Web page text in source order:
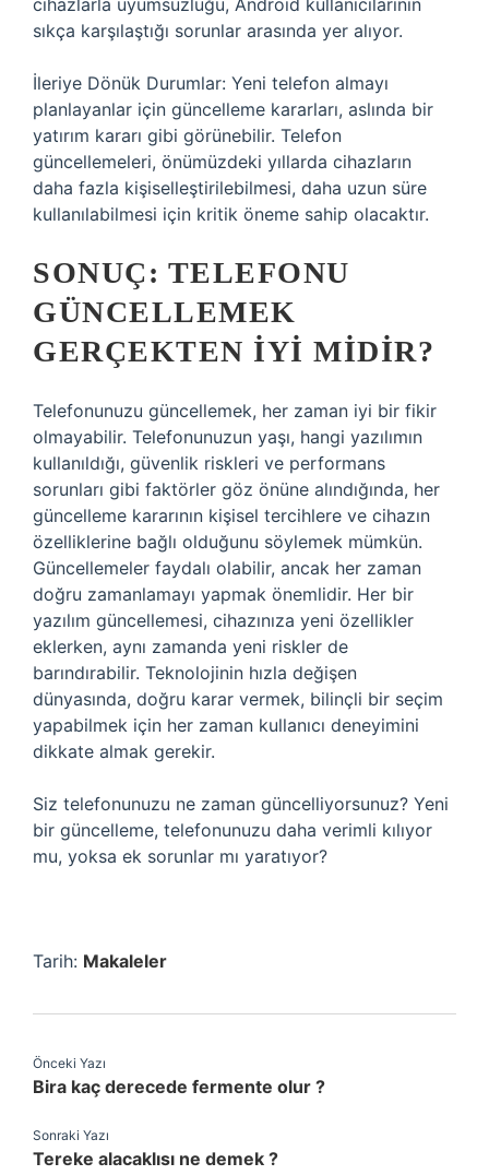
cihazlarla uyumsuzluğu, Android kullanıcılarının
sıkça karşılaştığı sorunlar arasında yer alıyor.
İleriye Dönük Durumlar: Yeni telefon almayı
planlayanlar için güncelleme kararları, aslında bir
yatırım kararı gibi görünebilir. Telefon
güncellemeleri, önümüzdeki yıllarda cihazların
daha fazla kişiselleştirilebilmesi, daha uzun süre
kullanılabilmesi için kritik öneme sahip olacaktır.
SONUÇ: TELEFONU
GÜNCELLEMEK
GERÇEKTEN İYI MIDIR?
Telefonunuzu güncellemek, her zaman iyi bir fikir
olmayabilir. Telefonunuzun yaşı, hangi yazılımın
kullanıldığı, güvenlik riskleri ve performans
sorunları gibi faktörler göz önüne alındığında, her
güncelleme kararının kişisel tercihlere ve cihazın
özelliklerine bağlı olduğunu söylemek mümkün.
Güncellemeler faydalı olabilir, ancak her zaman
doğru zamanlamayı yapmak önemlidir. Her bir
yazılım güncellemesi, cihazınıza yeni özellikler
eklerken, aynı zamanda yeni riskler de
barındırabilir. Teknolojinin hızla değişen
dünyasında, doğru karar vermek, bilinçli bir seçim
yapabilmek için her zaman kullanıcı deneyimini
dikkate almak gerekir.
Siz telefonunuzu ne zaman güncelliyorsunuz? Yeni
bir güncelleme, telefonunuzu daha verimli kılıyor
mu, yoksa ek sorunlar mı yaratıyor?
Tarih: Makaleler
Önceki Yazı
Bira kaç derecede fermente olur ?
Sonraki Yazı
Tereke alacaklısı ne demek ?